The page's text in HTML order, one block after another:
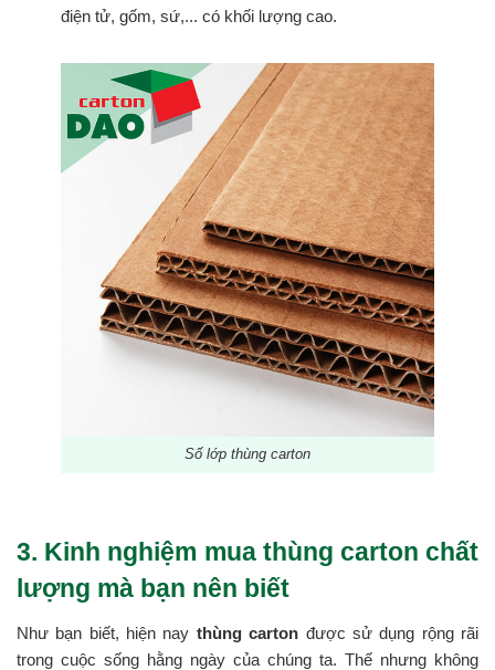
điện tử, gốm, sứ,... có khối lượng cao.
Số lớp thùng carton
3. Kinh nghiệm mua thùng carton chất
lượng mà bạn nên biết
Như bạn biết, hiện nay thùng carton được sử dụng rộng rãi
trong cuộc sống hằng ngày của chúng ta. Thế nhưng không